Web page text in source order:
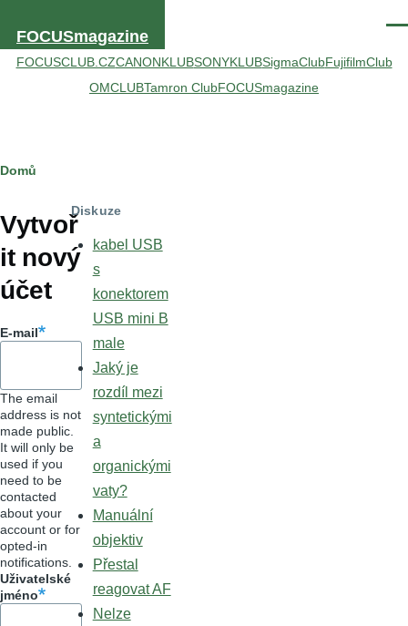
FOCUSmagazine
FOCUSCLUB.CZCANONKLUBSONYKLUBSigmaClubFujifilmClub
OMCLUBTamron ClubFOCUSmagazine
Hlavní
záložky
Drobečková
navigace
Domů
Vytvoř
it nový
účet
E-mail
The email
address is not
made public.
It will only be
used if you
need to be
contacted
about your
account or for
opted-in
notifications.
Uživatelské
jméno
Diskuze
kabel USB
s
konektorem
USB mini B
male
Jaký je
rozdíl mezi
syntetickými
a
organickými
vaty?
Manuální
objektiv
Přestal
reagovat AF
Nelze